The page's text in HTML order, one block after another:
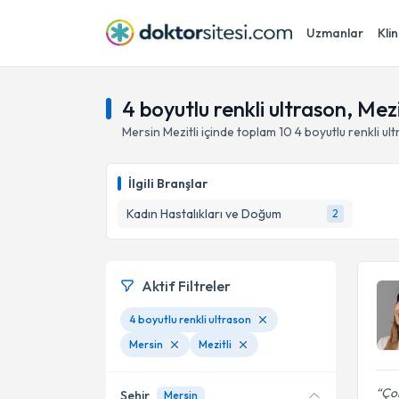
Uzmanlar
4 boyutlu renkli ultrason,
Mersin Mezitli içinde toplam 10 4 boyutlu renkli
İlgili Branşlar
Kadın Hastalıkları ve Doğum
2
Aktif Filtreler
4 boyutlu renkli ultrason
Mersin
Mezitli
Şehir Mersin